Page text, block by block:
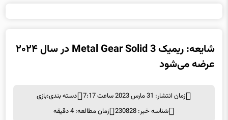
عرضه می‌شود
شناسه خبر: 230828
زمان مطالعه: 4 دقیقه